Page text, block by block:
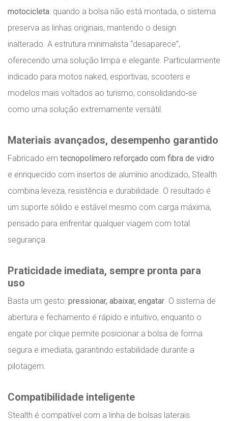
motocicleta: quando a bolsa não está montada, o sistema
preserva as linhas originais, mantendo o design
inalterado. A estrutura minimalista “desaparece”,
oferecendo uma solução limpa e elegante. Particularmente
indicado para motos naked, esportivas, scooters e
modelos mais voltados ao turismo, consolidando‑se
como uma solução extremamente versátil.
Materiais avançados, desempenho garantido
Fabricado em tecnopolímero reforçado com fibra de vidro
e enriquecido com insertos de alumínio anodizado, Stealth
combina leveza, resistência e durabilidade. O resultado é
um suporte sólido e estável mesmo com carga máxima,
pensado para enfrentar qualquer viagem com total
segurança.
Praticidade imediata, sempre pronta para
uso
Basta um gesto: pressionar, abaixar, engatar . O sistema de
abertura e fechamento é rápido e intuitivo, enquanto o
engate por clique permite posicionar a bolsa de forma
segura e imediata, garantindo estabilidade durante a
pilotagem.
Compatibilidade inteligente
Stealth é compatível com a linha de bolsas laterais